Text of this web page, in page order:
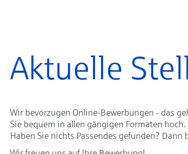
Aktuelle
Wir bevorzugen Online-Bewerbungen - das
Sie bequem in allen gängigen Formaten hoch.
Haben Sie nichts Passendes gefunden?